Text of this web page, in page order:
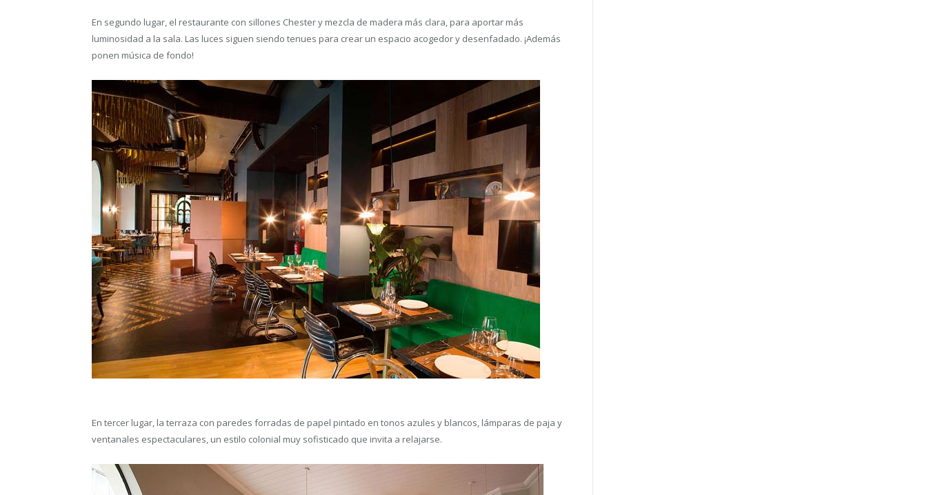
En segundo lugar, el restaurante con sillones Chester y mezcla de madera más clara, para aportar más
luminosidad a la sala. Las luces siguen siendo tenues para crear un espacio acogedor y desenfadado. ¡Además
ponen música de fondo!
En tercer lugar, la terraza con paredes forradas de papel pintado en tonos azules y blancos, lámparas de paja y
ventanales espectaculares, un estilo colonial muy sofisticado que invita a relajarse.